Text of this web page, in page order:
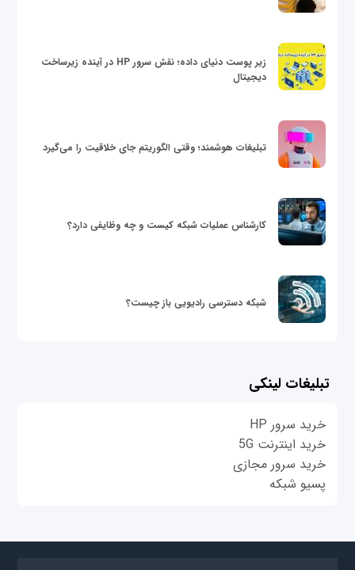
زیر پوست دنیای داده؛ نقش سرور HP در آینده زیرساخت
دیجیتال
تبلیغات هوشمند؛ وقتی الگوریتم جای خلاقیت را می‌گیرد
کارشناس عملیات شبکه کیست و چه وظایفی دارد؟
شبکه دسترسی رادیویی باز چیست؟
تبلیغات لینکی
خرید سرور HP
خرید اینترنت 5G
خرید سرور مجازی
پسیو شبکه